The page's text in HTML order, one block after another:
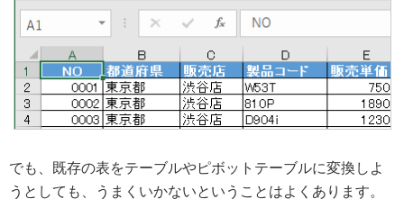
でも、既存の表をテーブルやピボットテーブルに変換しよ
うとしても、うまくいかないということはよくあります。